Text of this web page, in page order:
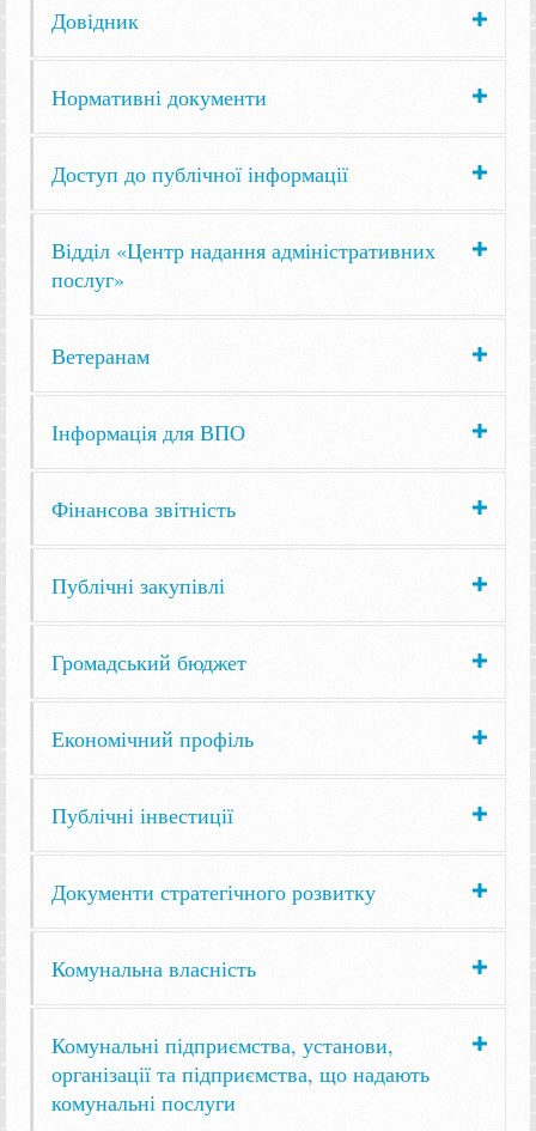
Довідник
Нормативні документи
Доступ до публічної інформації
Відділ «Центр надання адміністративних
послуг»
Ветеранам
Інформація для ВПО
Фінансова звітність
Публічні закупівлі
Громадський бюджет
Економічний профіль
Публічні інвестиції
Документи стратегічного розвитку
Комунальна власність
Комунальні підприємства, установи,
організації та підприємства, що надають
комунальні послуги